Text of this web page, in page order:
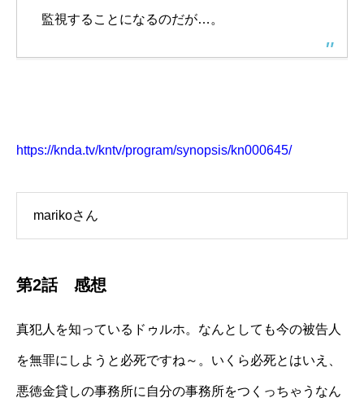
監視することになるのだが…。
https://knda.tv/kntv/program/synopsis/kn000645/
marikoさん
第2話 感想
真犯人を知っているドゥルホ。なんとしても今の被告人
を無罪にしようと必死ですね～。いくら必死とはいえ、
悪徳金貸しの事務所に自分の事務所をつくっちゃうなん